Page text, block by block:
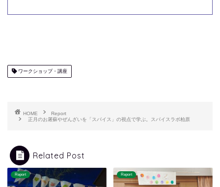
ワークショップ・講座
HOME
Report
正月のお屠蘇やぜんざいを「スパイス」の視点で学ぶ。スパイスラボ柏原
Related Post
Report Report